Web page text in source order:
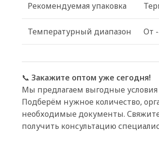
Рекомендуемая упаковка
Температурный диапазон От -
📞 Закажите оптом уже сегодня!
Мы предлагаем выгодные условия
Подберём нужное количество,
необходимые документы.
получить консультацию